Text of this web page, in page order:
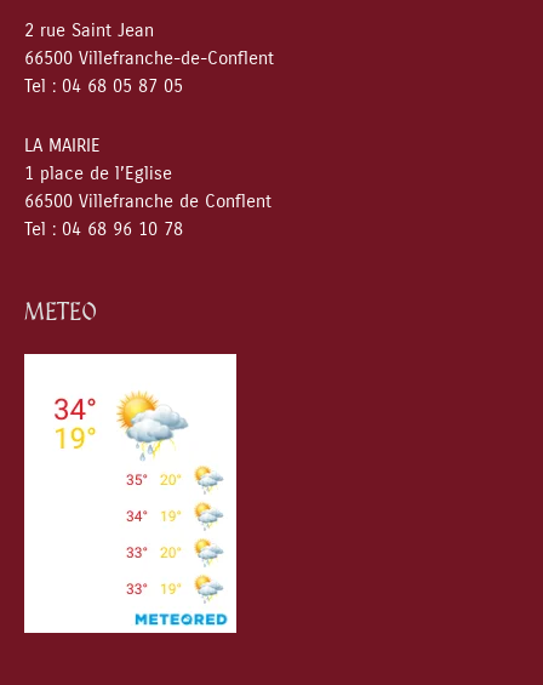
2 rue Saint Jean
66500 Villefranche-de-Conflent
Tel : 04 68 05 87 05
LA MAIRIE
1 place de l’Eglise
66500 Villefranche de Conflent
Tel : 04 68 96 10 78
METEO